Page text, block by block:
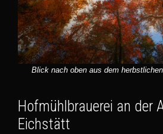
Blick nach oben aus dem
Hofmühlbrauerei an der
Eichstätt